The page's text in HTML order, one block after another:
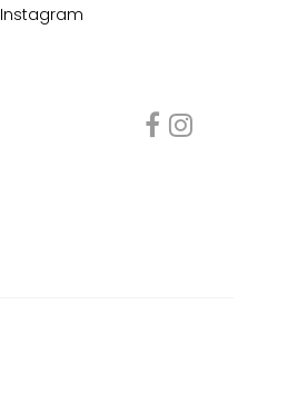
Instagram